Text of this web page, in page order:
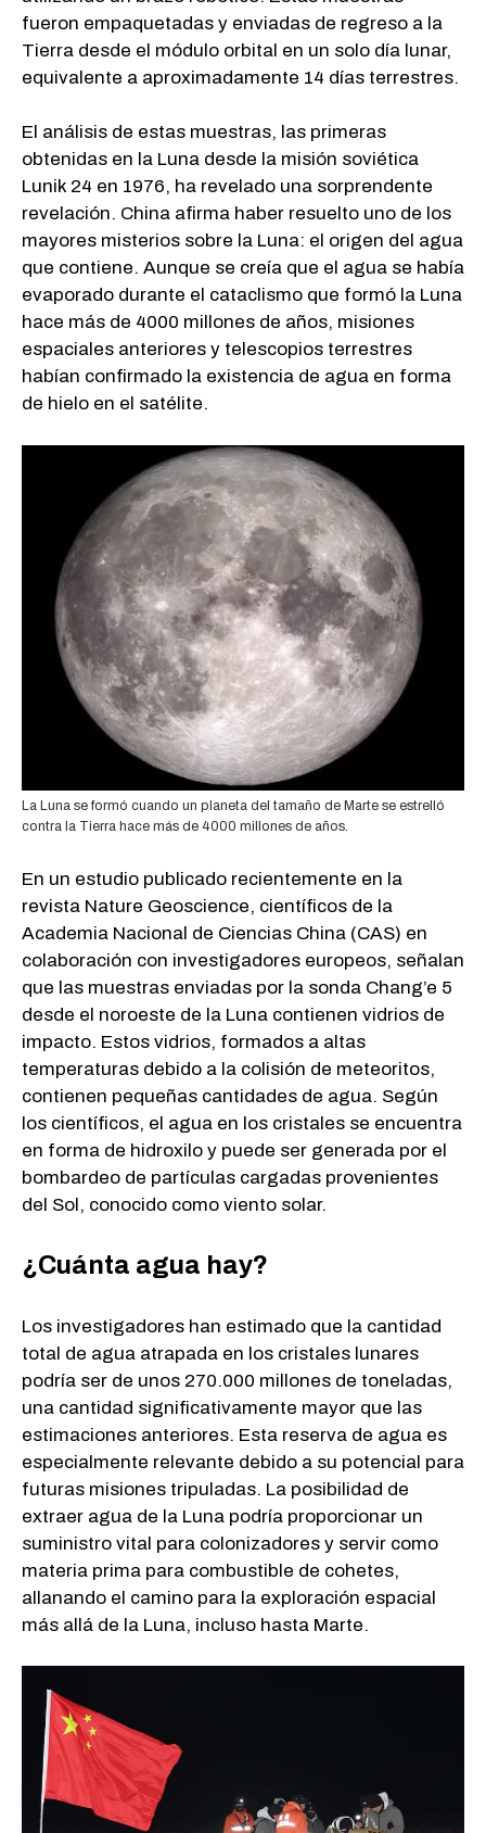
fueron empaquetadas y enviadas de regreso a la
Tierra desde el módulo orbital en un solo día lunar,
equivalente a aproximadamente 14 días terrestres.
El análisis de estas muestras, las primeras
obtenidas en la Luna desde la misión soviética
Lunik 24 en 1976, ha revelado una sorprendente
revelación. China afirma haber resuelto uno de los
mayores misterios sobre la Luna: el origen del agua
que contiene. Aunque se creía que el agua se había
evaporado durante el cataclismo que formó la Luna
hace más de 4000 millones de años, misiones
espaciales anteriores y telescopios terrestres
habían confirmado la existencia de agua en forma
de hielo en el satélite.
La Luna se formó cuando un planeta del tamaño de Marte se estrelló
contra la Tierra hace más de 4000 millones de años.
En un estudio publicado recientemente en la
revista Nature Geoscience, científicos de la
Academia Nacional de Ciencias China (CAS) en
colaboración con investigadores europeos, señalan
que las muestras enviadas por la sonda Chang’e 5
desde el noroeste de la Luna contienen vidrios de
impacto. Estos vidrios, formados a altas
temperaturas debido a la colisión de meteoritos,
contienen pequeñas cantidades de agua. Según
los científicos, el agua en los cristales se encuentra
en forma de hidroxilo y puede ser generada por el
bombardeo de partículas cargadas provenientes
del Sol, conocido como viento solar.
¿Cuánta agua hay?
Los investigadores han estimado que la cantidad
total de agua atrapada en los cristales lunares
podría ser de unos 270.000 millones de toneladas,
una cantidad significativamente mayor que las
estimaciones anteriores. Esta reserva de agua es
especialmente relevante debido a su potencial para
futuras misiones tripuladas. La posibilidad de
extraer agua de la Luna podría proporcionar un
suministro vital para colonizadores y servir como
materia prima para combustible de cohetes,
allanando el camino para la exploración espacial
más allá de la Luna, incluso hasta Marte.